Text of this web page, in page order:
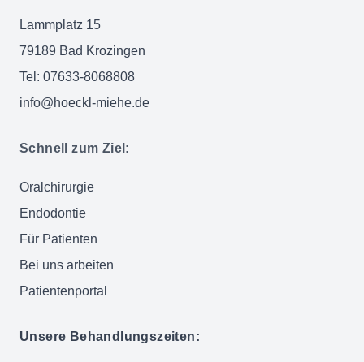
Lammplatz 15
79189 Bad Krozingen
Tel: 07633-8068808
info@hoeckl-miehe.de
Schnell zum Ziel:
Oralchirurgie
Endodontie
Für Patienten
Bei uns arbeiten
Patientenportal
Unsere Behandlungszeiten: